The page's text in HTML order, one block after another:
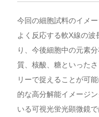
今回の細胞試料のイメ
よく反応する軟X線の
り、今後細胞中の元素
質、核酸、糖といった
リーで捉えることが可
的な高分解能イメージ
いる可視光蛍光顕微鏡